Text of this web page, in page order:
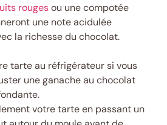
rougesou une compotée
une note acidulée
la richesse du chocolat.
tarte au réfrigérateur si vous
une ganache au chocolat
votre tarte en passant un